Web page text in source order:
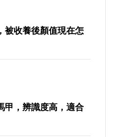
被收養後顏值現在怎
甲，辨識度高，適合